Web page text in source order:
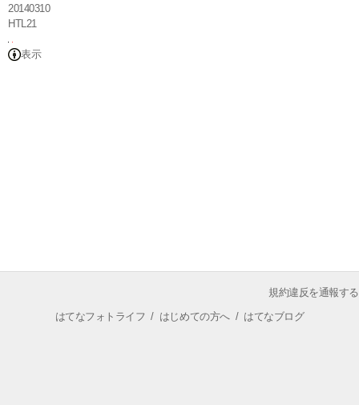
20140310
HTL21
表示
規約違反を通報する
はてなフォトライフ / はじめての方へ/ はてなブログ